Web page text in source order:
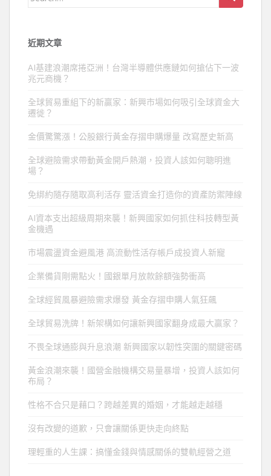
近期文章
AI基建浪潮席捲亞洲！台灣半導體供應鏈如何搶佔下一波
兆元商機？
全球貿易重組下的新贏家：新興市場如何吸引全球資金大
遷徙？
金價驚驚漲！公股銀行黃金存摺申購爆量 改寫歷史新高
全球避險需求帶動黃金開戶熱潮，投資人該如何聰明進
場？
免綁約隨存隨取高利活存 靈活資金打造你的資產防禦陣線
AI資本支出超級周期來襲！新興國家如何抓住科技轉型黃
金機遇
市場震盪資金避風港 高流動性活存帳戶成投資人新寵
企業備貨剛需點火！國銀單月放款餘額強勢衝高
全球經貿風暴避險需求爆發 黃金存摺申購人氣狂飆
全球貿易洗牌！新架構如何讓新興國家翻身成最大贏家？
不畏全球通膨與升息浪潮 新興國家以韌性突圍的關鍵密碼
黃金浪潮來襲！國營金融機構交易量暴增，投資人該如何
布局？
性格不合只是藉口？跨越差異的婚姻，才能越走越穩
沒有改變的道歉，只會讓關係更快走向終點
理輕重的人生課：搞懂金錢與情感關係的雙軌經營之道